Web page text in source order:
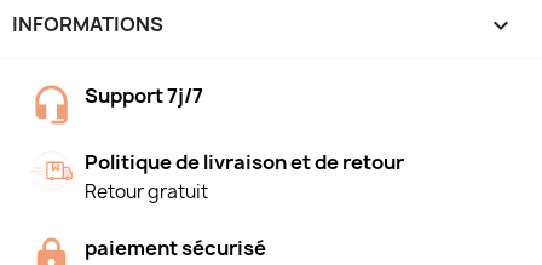
INFORMATIONS keyboard_arrow_down
Support 7j/7
Politique de livraison et de retour
Retour gratuit
paiement sécurisé